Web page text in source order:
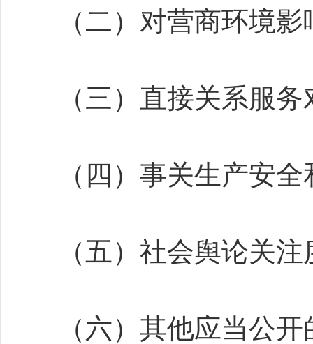
（二）对营商环境
（三）直接关系服
（四）事关生产安
（五）社会舆论关
（六）其他应当公